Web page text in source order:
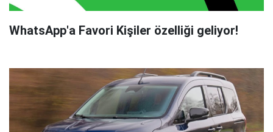
WhatsApp'a Favori Kişiler özelliği geliyor!